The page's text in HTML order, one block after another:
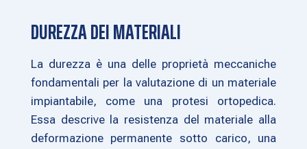
DUREZZA DEI MATERIALI
La durezza è una delle proprietà meccaniche
fondamentali per la valutazione di un materiale
impiantabile, come una protesi ortopedica.
Essa descrive la resistenza del materiale alla
deformazione permanente sotto carico, una